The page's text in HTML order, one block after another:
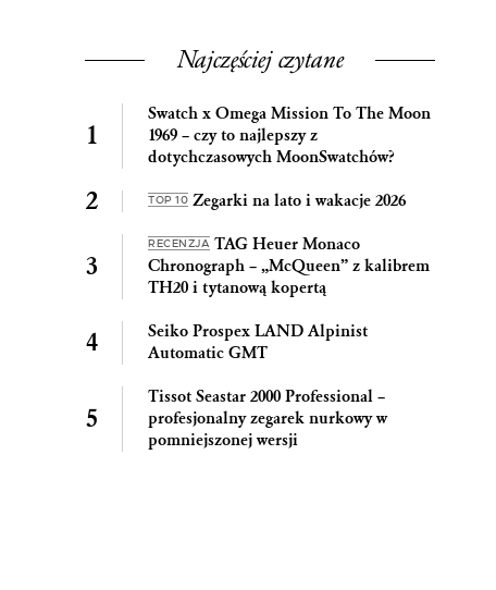
Najczęściej czytane
Swatch x Omega Mission To The Moon
1969 – czy to najlepszy z
dotychczasowych MoonSwatchów?
TOP 10 Zegarki na lato i wakacje 2026
RECENZJA TAG Heuer Monaco
Chronograph – „McQueen” z kalibrem
TH20 i tytanową kopertą
Seiko Prospex LAND Alpinist
Automatic GMT
Tissot Seastar 2000 Professional –
profesjonalny zegarek nurkowy w
pomniejszonej wersji